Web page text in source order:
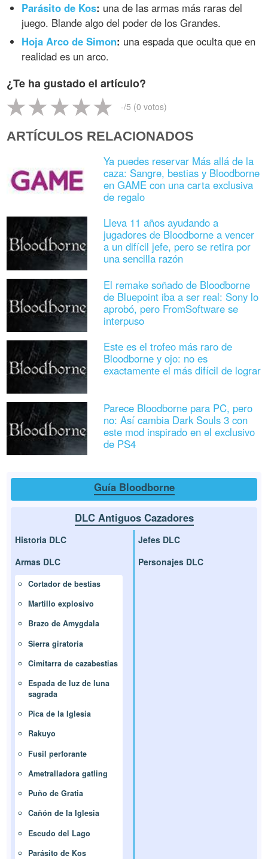
Parásito de Kos: una de las armas más raras del
juego. Blande algo del poder de los Grandes.
Hoja Arco de Simon: una espada que oculta que en
realidad es un arco.
¿Te ha gustado el artículo?
-/5 (0 votos)
ARTÍCULOS RELACIONADOS
Ya puedes reservar Más allá de la
caza: Sangre, bestias y Bloodborne
en GAME con una carta exclusiva
de regalo
Lleva 11 años ayudando a
jugadores de Bloodborne a vencer
a un difícil jefe, pero se retira por
una sencilla razón
El remake soñado de Bloodborne
de Bluepoint iba a ser real: Sony lo
aprobó, pero FromSoftware se
interpuso
Este es el trofeo más raro de
Bloodborne y ojo: no es
exactamente el más difícil de lograr
Parece Bloodborne para PC, pero
no: Así cambia Dark Souls 3 con
este mod inspirado en el exclusivo
de PS4
Guía Bloodborne
DLC Antiguos Cazadores
Historia DLC
Armas DLC
Cortador de bestias
Martillo explosivo
Brazo de Amygdala
Sierra giratoria
Cimitarra de cazabestias
Espada de luz de luna
sagrada
Pica de la Iglesia
Rakuyo
Fusil perforante
Ametralladora gatling
Puño de Gratia
Cañón de la Iglesia
Escudo del Lago
Parásito de Kos
Jefes DLC
Personajes DLC